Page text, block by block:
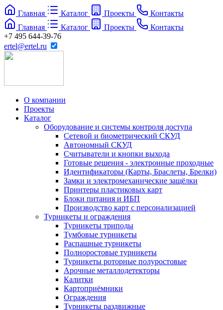
Главная Каталог Проекты
Контакты
Главная
Каталог Проекты
Контакты
+7 495 644-39-76
ertel@ertel.ru
О компании
Проекты
Каталог
Оборудование и системы контроля доступа
Сетевой и биометрический СКУД
Автономный СКУД
Считыватели и кнопки выхода
Готовые решения - электронные проходные
Идентификаторы (Карты, Браслеты, Брелки)
Замки и электромеханические защёлки
Принтеры пластиковых карт
Блоки питания и ИБП
Производство карт с персонализацией
Турникеты и ограждения
Турникеты триподы
Тумбовые турникеты
Распашные турникеты
Полноростовые турникеты
Турникеты роторные полуростовые
Арочные металлодетекторы
Калитки
Картоприёмники
Ограждения
Турникеты раздвижные